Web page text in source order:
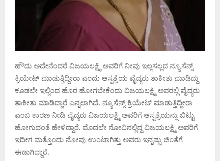
ಹೌದು ಅದೇನೆಂದರೆ ವಿಜಯಲಕ್ಷ್ಮಿ ಅವರಿಗೆ ನೀವು ಇಲ್ಲಸಲ್ಲದ ನ್ಯೂಸೆನ್ಸ್
ಕ್ರಿಯೇಟ್ ಮಾಡುತ್ತಿದ್ದೀರಾ ಎಂದು ಆಸ್ಪತ್ರೆಯ ವೈದ್ಯರು ತಾಕೀತು ಮಾಡಿದ್ದು
ಕೂಡಲೇ ಇಲ್ಲಿಂದ ಹೊರ ಹೋಗಬೇಕೆಂದು ವಿಜಯಲಕ್ಷ್ಮಿ ಅವರಲ್ಲಿ ವೈದ್ಯರು
ತಾಕೀತು ಮಾಡಿದ್ದಾರೆ ಎನ್ನಲಾಗಿದೆ. ನ್ಯೂಸೆನ್ಸ್ ಕ್ರಿಯೇಟ್ ಮಾಡುತ್ತಿದ್ದೀರಾ
ಎಂಬ ಕಾರಣ ನೀಡಿ ವೈದ್ಯರು ವಿಜಯಲಕ್ಷ್ಮಿ ಅವರಿಗೆ ಆಸ್ಪತ್ರೆಯನ್ನು ಬಿಟ್ಟು
ಹೋಗುವಂತೆ ಹೇಳಿದ್ದಾರೆ. ಮೊದಲೇ ನೋವಿನಲ್ಲಿದ್ದ ವಿಜಯಲಕ್ಷ್ಮಿ ಅವರಿಗೆ
ಇದೀಗ ಮತ್ತೊಂದು ನೋವು ಉಂಟಾಗಿತ್ತು ಅವರು ಇನ್ನಷ್ಟು ಚಿಂತೆಗೆ
ಈಡಾಗಿದ್ದಾರೆ.